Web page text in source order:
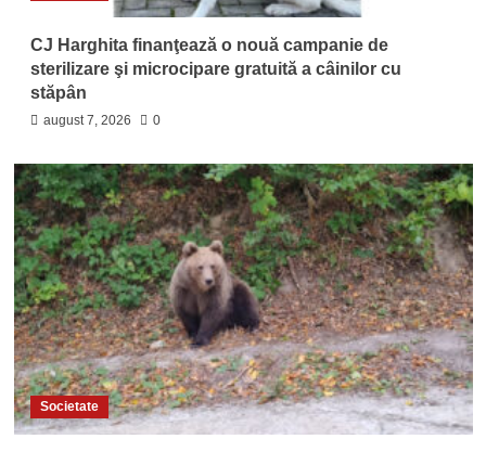
CJ Harghita finanţează o nouă campanie de
sterilizare şi microcipare gratuită a câinilor cu
stăpân
august 7, 2026 0
Societate